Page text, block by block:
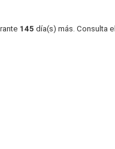
145 día(s) más. Consulta